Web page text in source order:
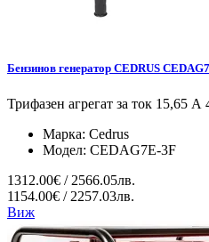
Бензинов генератор CEDRUS
Трифазен агрегат за ток 15,65 А
Марка: Cedrus
Модел: CEDAG7E-3F
1312.00€ / 2566.05лв.
1154.00€ / 2257.03лв.
Виж